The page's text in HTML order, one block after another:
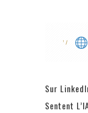
Sur
Sentent